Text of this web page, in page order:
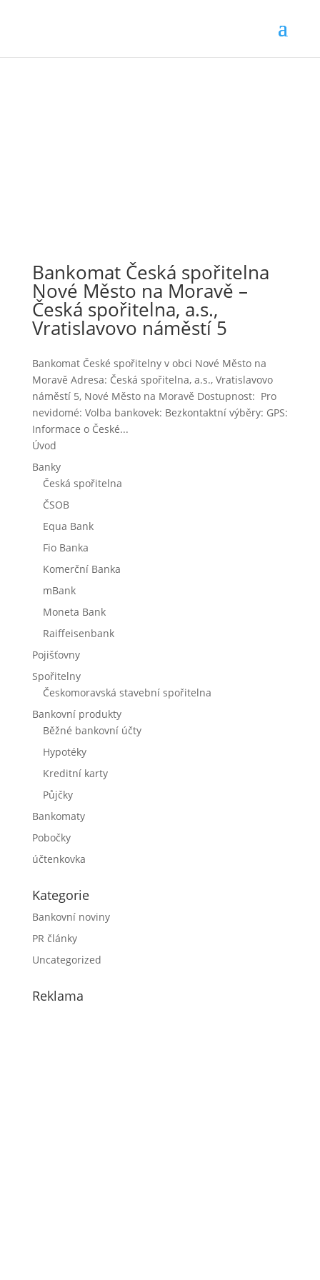
Bankomat Česká spořitelna
Nové Město na Moravě –
Česká spořitelna, a.s.,
Vratislavovo náměstí 5
Bankomat České spořitelny v obci Nové Město na
Moravě Adresa: Česká spořitelna, a.s., Vratislavovo
náměstí 5, Nové Město na Moravě Dostupnost: Pro
nevidomé: Volba bankovek: Bezkontaktní výběry: GPS:
Informace o České...
Úvod
Banky
Česká spořitelna
ČSOB
Equa Bank
Fio Banka
Komerční Banka
mBank
Moneta Bank
Raiffeisenbank
Pojišťovny
Spořitelny
Českomoravská stavební spořitelna
Bankovní produkty
Běžné bankovní účty
Hypotéky
Kreditní karty
Půjčky
Bankomaty
Pobočky
účtenkovka
Kategorie
Bankovní noviny
PR články
Uncategorized
Reklama